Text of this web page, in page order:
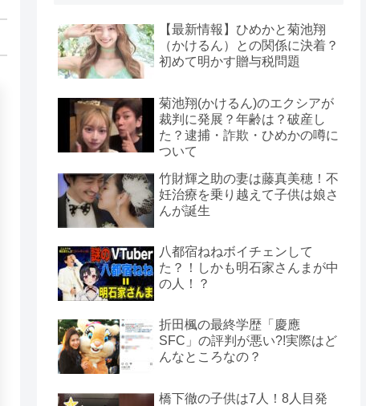
【最新情報】ひめかと菊池翔
（かけるん）との関係に決着？
初めて明かす贈与税問題
菊池翔(かけるん)のエクシアが
裁判に発展？年齢は？破産し
た？逮捕・詐欺・ひめかの噂に
ついて
竹財輝之助の妻は藤真美穂！不
妊治療を乗り越えて子供は娘さ
んが誕生
八都宿ねねボイチェンして
た？！しかも明石家さんまが中
の人！？
折田楓の最終学歴「慶應
SFC」の評判が悪い?!実際はど
んなところなの？
橋下徹の子供は7人！8人目発